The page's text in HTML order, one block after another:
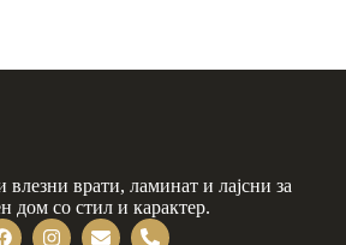
врати, ламинат и лајсни за
дом со стил и карактер.